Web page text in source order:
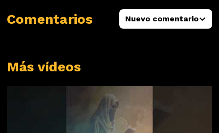
Más vídeos
Comentarios Nuevo comentario